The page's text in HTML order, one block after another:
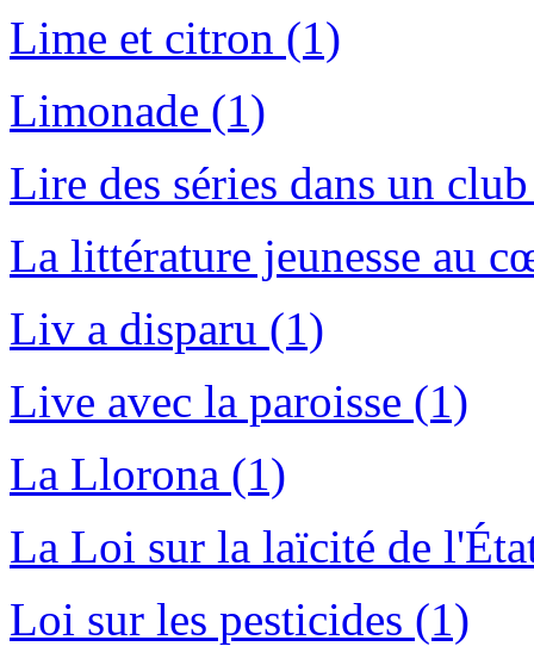
Lime et citron (1)
Limonade (1)
Lire des séries dans un
La littérature jeunesse au
Liv a disparu (1)
Live avec la paroisse (1)
La Llorona (1)
La Loi sur la laïcité de
Loi sur les pesticides (1)